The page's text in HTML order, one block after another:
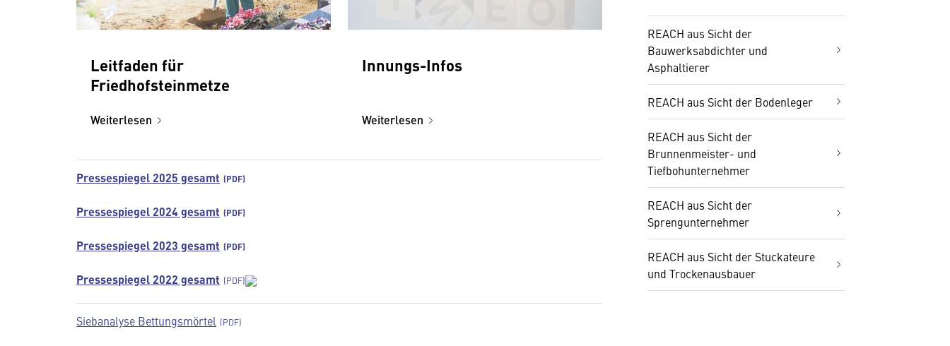
Leitfaden für
Friedhofsteinmetze
Weiterlesen
Innungs-Infos
Weiterlesen
Pressespiegel 2025 gesamt
Pressespiegel 2024 gesamt
Pressespiegel 2023 gesamt
Pressespiegel 2022 gesamt
Siebanalyse Bettungsmörtel
REACH aus Sicht der
Bauwerksabdichter und
Asphaltierer
REACH aus Sicht der Bodenleger
REACH aus Sicht der
Brunnenmeister- und
Tiefbohunternehmer
REACH aus Sicht der
Sprengunternehmer
REACH aus Sicht der Stuckateure
und Trockenausbauer